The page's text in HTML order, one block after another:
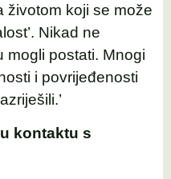
životom koji se može
Nikad ne
mogli postati. Mnogi
i povrijeđenosti
kontaktu s